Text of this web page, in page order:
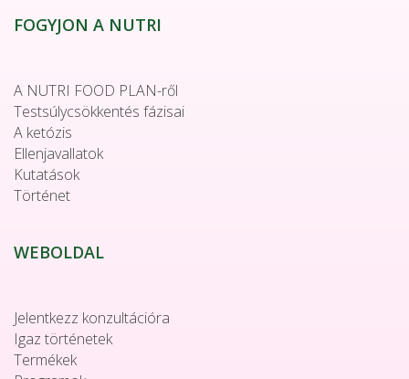
FOGYJON A NUTRI
A NUTRI FOOD PLAN-ről
Testsúlycsökkentés fázisai
A ketózis
Ellenjavallatok
Kutatások
Történet
WEBOLDAL
Jelentkezz konzultációra
Igaz történetek
Termékek